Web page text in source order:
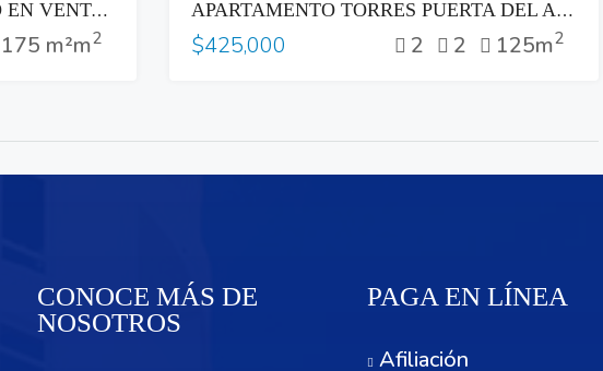
APARTAMENTO AMUEBLADO EN VENTA EN LOMAS 500, CON ESPECTACULAR VISTA AL VOLCÁN – LOMAS DE SAN FRANCISCO
175 m²m2
APARTAMENTO TORRES PUERTA DEL ALMA SAN SALVADOR VENTA
$425,000 2 2 125m2
CONOCE MÁS DE
NOSOTROS
PAGA EN LÍNEA
Afiliación